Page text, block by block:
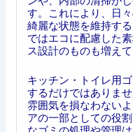
す。これにより、日
綺麗な状態を維持す
ではエコに配慮した
ス設計のものも増えて
キッチン・トイレ用
するだけではありま
雰囲気を損なわない
アの一部としての役